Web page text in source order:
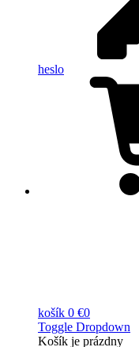
heslo
košík 0 €0
Toggle Dropdown
Košík je prázdny